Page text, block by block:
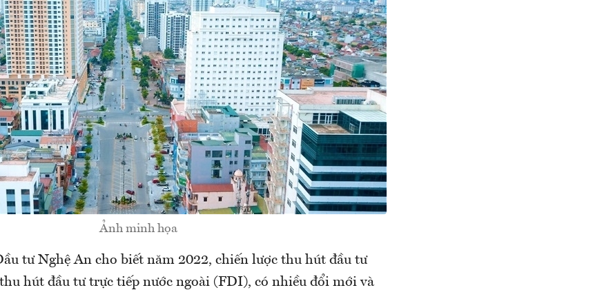
Ảnh minh họa
tư Nghệ An cho biết năm 2022, chiến lược thu hút đầu tư
hút đầu tư trực tiếp nước ngoài (FDI), có nhiều đổi mới và